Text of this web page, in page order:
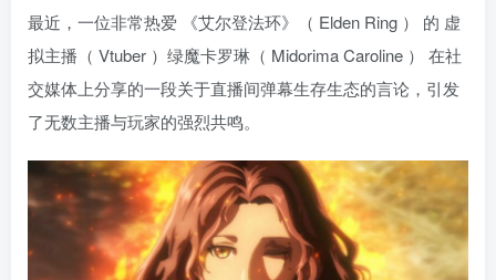
最近，一位非常热爱 《艾尔登法环》（ Elden Ring ） 的 虚
拟主播（ Vtuber ）绿魔卡罗琳（ Midorima Caroline ） 在社
交媒体上分享的一段关于直播间弹幕生存生态的言论，引发
了无数主播与玩家的强烈共鸣。